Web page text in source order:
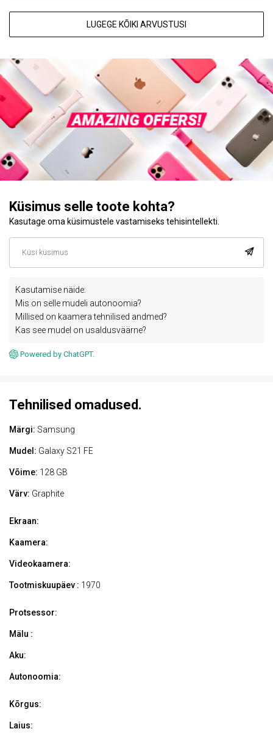
LUGEGE KÕIKI ARVUSTUSI
Küsimus selle toote kohta?
Kasutage oma küsimustele vastamiseks tehisintellekti.
Kasutamise näide:
Mis on selle mudeli autonoomia?
Millised on kaamera tehnilised andmed?
Kas see mudel on usaldusväärne?
Powered by ChatGPT.
Tehnilised omadused.
Märgi: Samsung
Mudel: Galaxy S21 FE
Võime: 128 GB
Värv: Graphite
Ekraan:
Kaamera:
Videokaamera:
Tootmiskuupäev : 1970
Protsessor:
Mälu :
Aku:
Autonoomia:
Kõrgus:
Laius: